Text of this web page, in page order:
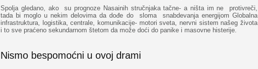
Spolja gledano, ako su prognoze Nasainih stručnjaka tačne- a ništa im ne protivreči,
tada bi moglo u nekim delovima da dođe do sloma snabdevanja energijom Globalna
infrastruktura, logistika, centrale, komunikacije- motori sveta, nervni sistem našeg života
i to sve praćeno sekundarnom štetom da može doći do panike i masovne histerije.
Nismo bespomoćni u ovoj drami